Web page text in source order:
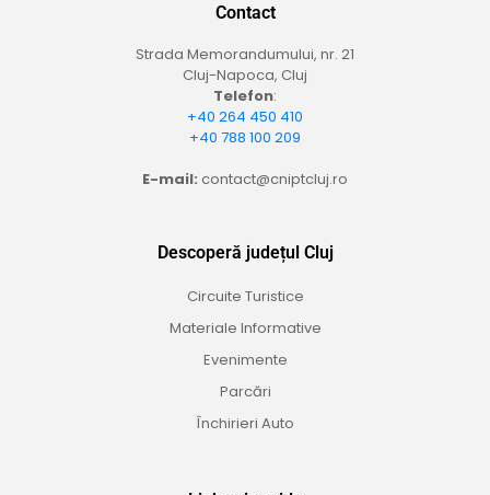
Contact
Strada Memorandumului, nr. 21
Cluj-Napoca, Cluj
Telefon:
+40 264 450 410
+40 788 100 209
E-mail: contact@cniptcluj.ro
Descoperă județul Cluj
Circuite Turistice
Materiale Informative
Evenimente
Parcări
Închirieri Auto